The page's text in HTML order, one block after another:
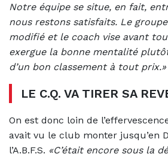
Notre équipe se situe, en fait,
nous restons satisfaits. Le
modifié et le coach vise avant
exergue la bonne mentalité
d’un bon classement à tout prix.»
LE C.Q. VA TIRER SA
On est donc loin de
avait vu le club monter jusqu’en
l’A.B.F.S. «C’était encore sous la